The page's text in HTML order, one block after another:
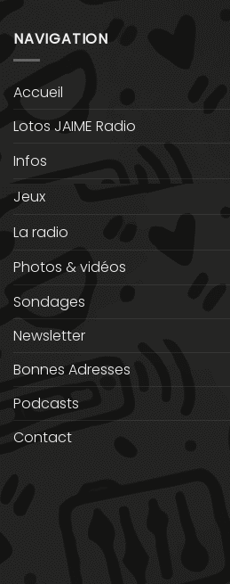
NAVIGATION
Accueil
Lotos JAIME Radio
Infos
Jeux
La radio
Photos & vidéos
Sondages
Newsletter
Bonnes Adresses
Podcasts
Contact